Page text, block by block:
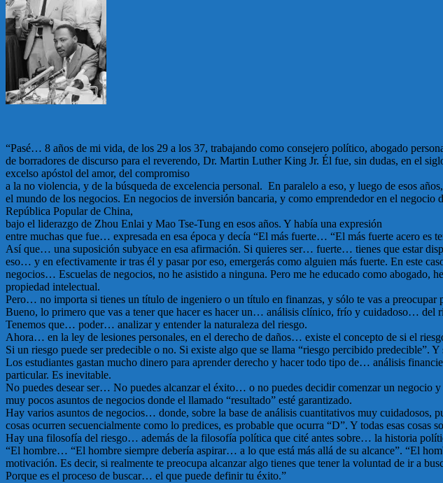
“Pasé… 8 años de mi vida, de los 29 a los 37, trabajando como consejero político, abogado
de borradores de discurso para el reverendo, Dr. Martin Luther King Jr. Él fue, sin dudas, en el
excelso apóstol del amor, del compromiso
a la no violencia, y de la búsqueda de excelencia personal. En paralelo a eso, y luego de esos
el mundo de los negocios. En negocios de inversión bancaria, y como emprendedor en el
República Popular de China,
bajo el liderazgo de Zhou Enlai y Mao Tse-Tung en esos años. Y había una expresión
entre muchas que fue… expresada en esa época y decía “El más fuerte… “El más fuerte acero
Así que… una suposición subyace en esa afirmación. Si quieres ser… fuerte… tienes que estar
eso… y en efectivamente ir tras él y pasar por eso, emergerás como alguien más fuerte. En este
negocios… Escuelas de negocios, no he asistido a ninguna. Pero me he educado como
propiedad intelectual.
Pero… no importa si tienes un título de ingeniero o un título en finanzas, y sólo te vas a
Bueno, lo primero que vas a tener que hacer es hacer un… análisis clínico, frío y cuidadoso… del
Tenemos que… poder… analizar y entender la naturaleza del riesgo.
Ahora… en la ley de lesiones personales, en el derecho de daños… existe el concepto de si el
Si un riesgo puede ser predecible o no. Si existe algo que se llama “riesgo percibido predecible”.
Los estudiantes gastan mucho dinero para aprender derecho y hacer todo tipo de… análisis
particular. Es inevitable.
No puedes desear ser… No puedes alcanzar el éxito… o no puedes decidir comenzar un
muy pocos asuntos de negocios donde el llamado “resultado” esté garantizado.
Hay varios asuntos de negocios… donde, sobre la base de análisis cuantitativos muy
cosas ocurren secuencialmente como lo predices, es probable que ocurra “D”. Y todas esas
Hay una filosofía del riesgo… además de la filosofía política que cité antes sobre… la historia
“El hombre… “El hombre siempre debería aspirar… a lo que está más allá de su alcance”. “El
motivación. Es decir, si realmente te preocupa alcanzar algo tienes que tener la voluntad de ir a
Porque es el proceso de buscar… el que puede definir tu éxito.”